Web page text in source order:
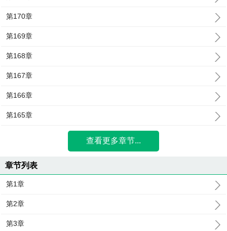
第170章
第169章
第168章
第167章
第166章
第165章
查看更多章节...
章节列表
第1章
第2章
第3章